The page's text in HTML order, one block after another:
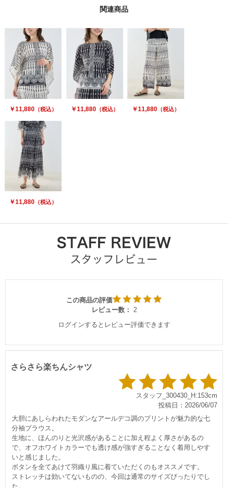
関連商品
￥11,880（税込） ￥11,880（税込） ￥11,880 （税込）
￥11,880（税込）
この商品の評価
レビュー数： 2
ログインするとレビュー評価できます
さらさら楽ちんシャツ
スタッフ_300430_H:153cm
投稿日：2026/06/07
大胆にあしらわれたモダンなアールデコ調のプリントが魅力的な七
分袖ブラウス。
生地に、ほんのりと光沢感があることに加え程よく厚さがあるの
で、オフホワイトカラーでも透け感が強すぎることなく着用しやす
いと感じました。
ボタンを全てあけて羽織り風に着ていただくのもオススメです。
ストレッチは効いてないものの、今回は通常のサイズぴったりでし
た。